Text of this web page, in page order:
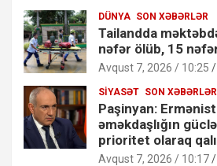
DÜNYA SON XƏBƏRLƏR
Tailandda
nəfər ölüb, 15
Avqust 7, 2026 / 10:25
SIYASƏT SON XƏBƏRLƏR
Paşinyan:
əməkdaşlığın
prioritet olaraq
Avqust 7, 2026 / 10:17